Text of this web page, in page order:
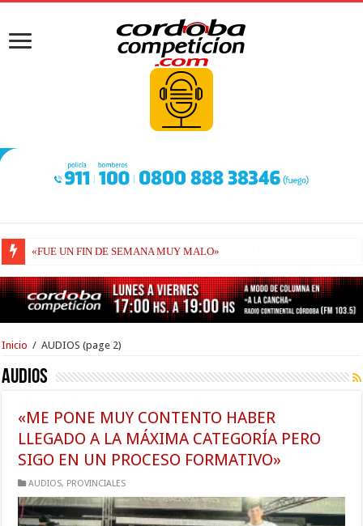
POL ESPARGARÓ, PARA SUSTITUIR A VIÑALES EN SILVERSTONE
Inicio / AUDIOS (page 2)
AUDIOS
«ME PONE MUY CONTENTO HABER
LLEGADO A LA MÁXIMA CATEGORÍA PERO
SIGO EN UN PROCESO FORMATIVO»
AUDIOS, PROVINCIALES